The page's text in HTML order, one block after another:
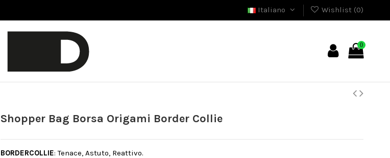
Italiano Wishlist (0)
0
Shopper Bag Borsa Origami Border Collie
BORDERCOLLIE: Tenace, Astuto, Reattivo.